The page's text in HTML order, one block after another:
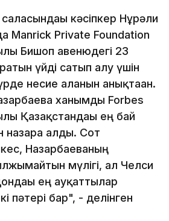
кәсіпкер Нұрәли
Manrick Private Foundation
Бишоп авенюдегі 23
үйді сатып алу үшін
несие алғанын анықтаған.
ханымды Forbes
Қазақстандағы ең бай
назарға алды. Сот
Назарбаеваның
мүлігі, ал Челси
ең ауқаттылар
пәтері бар", - делінген